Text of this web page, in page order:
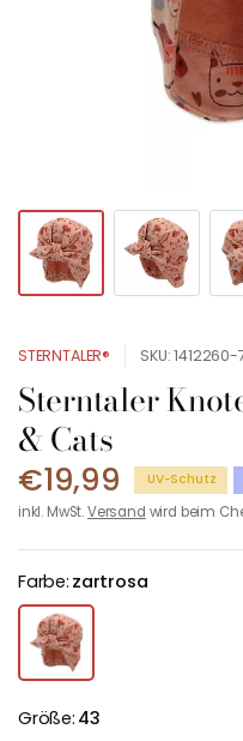
STERNTALER® SKU:
Sterntaler
& Cats
€19,99 UV-Schutz
inkl. MwSt.Versand wird beim
Farbe: zartrosa
Größe: 43